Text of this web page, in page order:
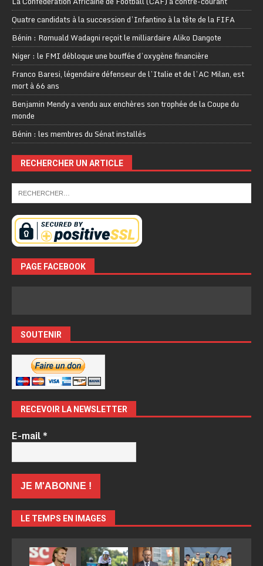
Quatre candidats à la succession d’Infantino à la tête de la FIFA
Bénin : Romuald Wadagni reçoit le milliardaire Aliko Dangote
Niger : le FMI débloque une bouffée d’oxygène financière
Franco Baresi, légendaire défenseur de l’Italie et de l’AC Milan, est
mort à 66 ans
Benjamin Mendy a vendu aux enchères son trophée de la Coupe du
monde
Bénin : les membres du Sénat installés
RECHERCHER UN ARTICLE
PAGE FACEBOOK
SOUTENIR
RECEVOIR LA NEWSLETTER
E-mail*
LE TEMPS EN IMAGES